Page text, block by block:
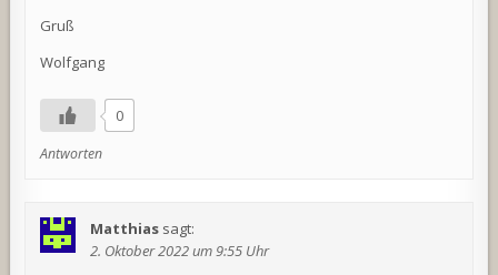
Gruß
Wolfgang
0
Antworten
Matthias sagt:
2. Oktober 2022 um 9:55 Uhr